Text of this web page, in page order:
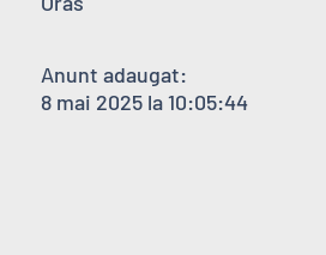
Anunt adaugat:
8 mai 2025 la 10:05:44